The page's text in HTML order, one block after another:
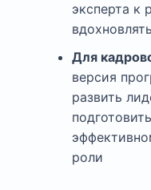
эксперта к
Для
версия
развить
роли